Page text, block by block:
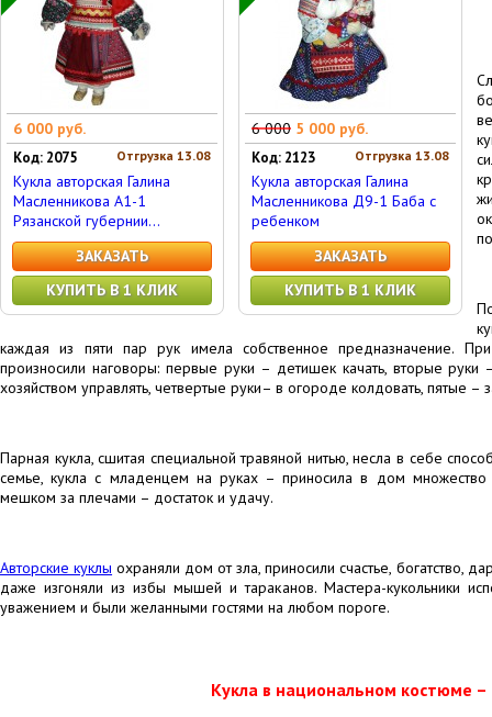
6 000 руб.
Отгрузка 13.08
Код: 2075
Кукла авторская Галина
Масленникова А1-1
Рязанской губернии...
ЗАКАЗАТЬ
КУПИТЬ В 1 КЛИК
6 000 5 000 руб.
Отгрузка 13.08
Код: 2123
Кукла авторская Галина
Масленникова Д9-1 Баба с
ребенком
ЗАКАЗАТЬ
КУПИТЬ В 1 КЛИК
каждая из пяти пар рук имела собственное предназначение.
произносили наговоры: первые руки – детишек качать, вторые
хозяйством управлять, четвертые руки– в огороде колдовать, пятые –
Парная кукла, сшитая специальной травяной нитью, несла в себе
семье, кукла с младенцем на руках – приносила в дом
мешком за плечами – достаток и удачу.
Авторские куклы охраняли дом от зла, приносили счастье, богатство,
даже изгоняли из избы мышей и тараканов. Мастера-кукольники
уважением и были желанными гостями на любом пороге.
Кукла в национальном костюме